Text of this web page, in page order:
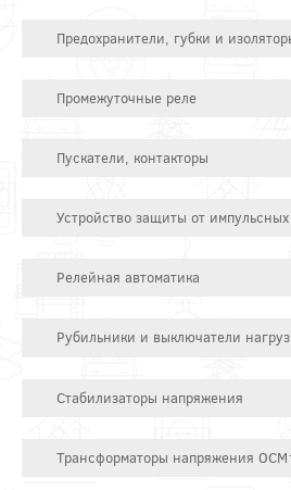
Предохранители, губки и
Промежуточные реле
Пускатели, контакторы
Устройство защиты от
Релейная автоматика
Рубильники и выключатели
Стабилизаторы напряжения
Трансформаторы напряжения